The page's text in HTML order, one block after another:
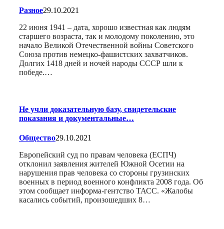
Разное29.10.2021
22 июня 1941 – дата, хорошо известная как людям
старшего возраста, так и молодому поколению, это
начало Великой Отечественной войны Советского
Союза против немецко-фашистских захватчиков.
Долгих 1418 дней и ночей народы СССР шли к
победе.…
Не учли доказательную базу, свидетельские
показания и документальные…
Общество29.10.2021
Европейский суд по правам человека (ЕСПЧ)
отклонил заявления жителей Южной Осетии на
нарушения прав человека со стороны грузинских
военных в период военного конфликта 2008 года. Об
этом сообщает информа-гентство ТАСС. «Жалобы
касались событий, произошедших 8…